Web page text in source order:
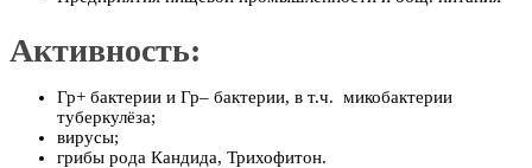
Активность:
Гр+ бактерии и Гр– бактерии, в т.ч. микобактерии
туберкулёза;
вирусы;
грибы рода Кандида, Трихофитон.